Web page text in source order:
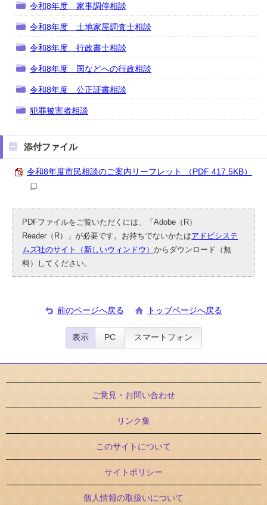
令和8年度 家事調停相談
令和8年度 土地家屋調査士相談
令和8年度 行政書士相談
令和8年度 国などへの行政相談
令和8年度 公正証書相談
犯罪被害者相談
添付ファイル
令和8年度市民相談のご案内リーフレット （PDF 417.5KB）
PDFファイルをご覧いただくには、「Adobe（R）
Reader（R）」が必要です。お持ちでないかたはアドビシステ
ムズ社のサイト（新しいウィンドウ）からダウンロード（無
料）してください。
前のページへ戻る トップページへ戻る
表示 PC スマートフォン
ご意見・お問い合わせ
リンク集
このサイトについて
サイトポリシー
個人情報の取扱いについて